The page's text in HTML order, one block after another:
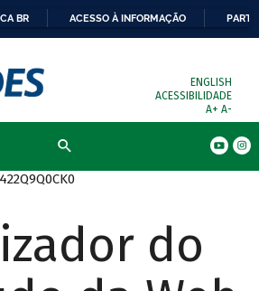
BR ACESSO À INFORMAÇÃO
ENGLISH
ACESSIBILIDADE
A+ A-
do